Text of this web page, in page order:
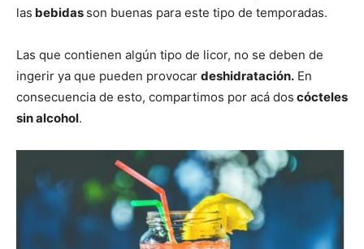
las bebidas son buenas para este tipo de temporadas.
Las que contienen algún tipo de licor, no se deben de
ingerir ya que pueden provocar deshidratación. En
consecuencia de esto, compartimos por acá dos cócteles
sin alcohol.